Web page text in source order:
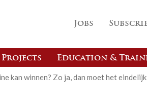
Jobs
Projects Education &
kan winnen? Zo ja, dan moet het